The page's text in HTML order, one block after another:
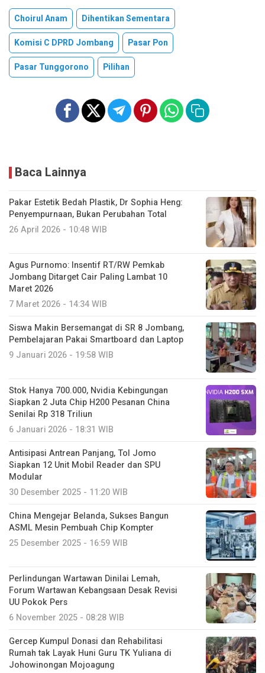
Choirul Anam
Dihentikan Sementara
Komisi C DPRD Jombang
Pasar Pon
Pasar Tunggorono
Pilihan
Baca Lainnya
Pakar Estetik Bedah Plastik, Dr Sophia Heng:
Penyempurnaan, Bukan Perubahan Total
26 April 2026 - 10:48 WIB
Agus Purnomo: Insentif RT/RW Pemkab
Jombang Ditarget Cair Paling Lambat 10
Maret 2026
7 Maret 2026 - 14:34 WIB
Siswa Makin Bersemangat di SR 8 Jombang,
Pembelajaran Pakai Smartboard dan Laptop
9 Januari 2026 - 19:58 WIB
Stok Hanya 700.000, Nvidia Kebingungan
Siapkan 2 Juta Chip H200 Pesanan China
Senilai Rp 318 Triliun
6 Januari 2026 - 18:31 WIB
Antisipasi Antrean Panjang, Tol Jomo
Siapkan 12 Unit Mobil Reader dan SPU
Modular
30 Desember 2025 - 11:20 WIB
China Mengejar Belanda, Sukses Bangun
ASML Mesin Pembuah Chip Kompter
25 Desember 2025 - 16:59 WIB
Perlindungan Wartawan Dinilai Lemah,
Forum Wartawan Kebangsaan Desak Revisi
UU Pokok Pers
6 November 2025 - 08:28 WIB
Gercep Kumpul Donasi dan Rehabilitasi
Rumah tak Layak Huni Guru TK Yuliana di
Johowinongan Mojoagung